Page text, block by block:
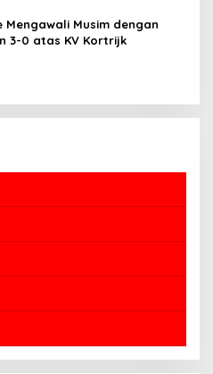
Mengawali Musim dengan
3-0 atas KV Kortrijk